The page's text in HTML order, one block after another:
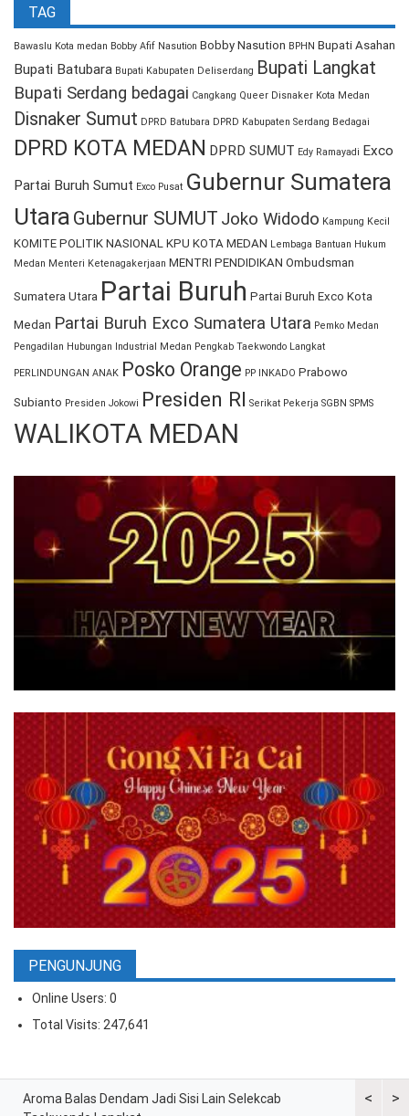
TAG
Bawaslu Kota medan Bobby Afif Nasution Bobby Nasution BPHN Bupati Asahan
Bupati Batubara Bupati Kabupaten Deliserdang Bupati Langkat
Bupati Serdang bedagai Cangkang Queer Disnaker Kota Medan
Disnaker Sumut DPRD Batubara DPRD Kabupaten Serdang Bedagai
DPRD KOTA MEDAN DPRD SUMUT Edy Ramayadi Exco
Partai Buruh Sumut Exco Pusat Gubernur Sumatera
Utara Gubernur SUMUT Joko Widodo Kampung Kecil
KOMITE POLITIK NASIONAL KPU KOTA MEDAN Lembaga Bantuan Hukum
Medan Menteri Ketenagakerjaan MENTRI PENDIDIKAN Ombudsman
Sumatera Utara Partai Buruh Partai Buruh Exco Kota
Medan Partai Buruh Exco Sumatera Utara Pemko Medan
Pengadilan Hubungan Industrial Medan Pengkab Taekwondo Langkat
PERLINDUNGAN ANAK Posko Orange PP INKADO Prabowo
Subianto Presiden Jokowi Presiden RI Serikat Pekerja SGBN SPMS
WALIKOTA MEDAN
PENGUNJUNG
Online Users: 0
Total Visits: 247,641
<
Aroma Balas Dendam Jadi Sisi Lain Selekcab
>